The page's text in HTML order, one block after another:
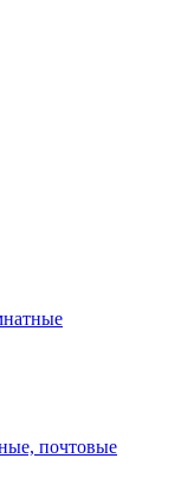
почтовые